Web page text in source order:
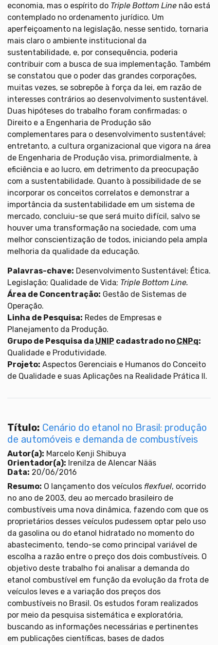
economia, mas o espírito do Triple Bottom Line não está
contemplado no ordenamento jurídico. Um
aperfeiçoamento na legislação, nesse sentido, tornaria
mais claro o ambiente institucional da
sustentabilidade, e, por consequência, poderia
contribuir com a busca de sua implementação. Também
se constatou que o poder das grandes corporações,
muitas vezes, se sobrepõe à força da lei, em razão de
interesses contrários ao desenvolvimento sustentável.
Duas hipóteses do trabalho foram confirmadas: o
Direito e a Engenharia de Produção são
complementares para o desenvolvimento sustentável;
entretanto, a cultura organizacional que vigora na área
de Engenharia de Produção visa, primordialmente, à
eficiência e ao lucro, em detrimento da preocupação
com a sustentabilidade. Quanto à possibilidade de se
incorporar os conceitos correlatos e demonstrar a
importância da sustentabilidade em um sistema de
mercado, concluiu-se que será muito difícil, salvo se
houver uma transformação na sociedade, com uma
melhor conscientização de todos, iniciando pela ampla
melhoria da qualidade da educação.
Palavras-chave: Desenvolvimento Sustentável; Ética.
Legislação; Qualidade de Vida; Triple Bottom Line.
Área de Concentração: Gestão de Sistemas de
Operação.
Linha de Pesquisa: Redes de Empresas e
Planejamento da Produção.
Grupo de Pesquisa da UNIP cadastrado no CNPq:
Qualidade e Produtividade.
Projeto: Aspectos Gerenciais e Humanos do Conceito
de Qualidade e suas Aplicações na Realidade Prática II.
Título: Cenário do etanol no Brasil: produção
de automóveis e demanda de combustíveis
Autor(a): Marcelo Kenji Shibuya
Orientador(a): Irenilza de Alencar Nääs
Data: 20/06/2016
Resumo: O lançamento dos veículos flexfuel, ocorrido
no ano de 2003, deu ao mercado brasileiro de
combustíveis uma nova dinâmica, fazendo com que os
proprietários desses veículos pudessem optar pelo uso
da gasolina ou do etanol hidratado no momento do
abastecimento, tendo-se como principal variável de
escolha a razão entre o preço dos dois combustíveis. O
objetivo deste trabalho foi analisar a demanda do
etanol combustível em função da evolução da frota de
veículos leves e a variação dos preços dos
combustíveis no Brasil. Os estudos foram realizados
por meio da pesquisa sistemática e exploratória,
buscando as informações necessárias e pertinentes
em publicações científicas, bases de dados